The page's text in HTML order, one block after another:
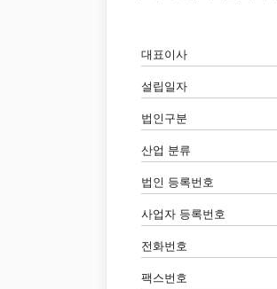
대표이사
설립일자
법인구분
산업 분류
법인 등록번호
사업자 등록번호
전화번호
팩스번호